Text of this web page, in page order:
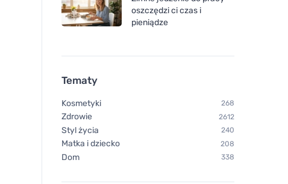
oszczędzi ci czas i
pieniądze
Tematy
Kosmetyki 268
Zdrowie 2612
Styl życia 240
Matka i dziecko 208
Dom 338